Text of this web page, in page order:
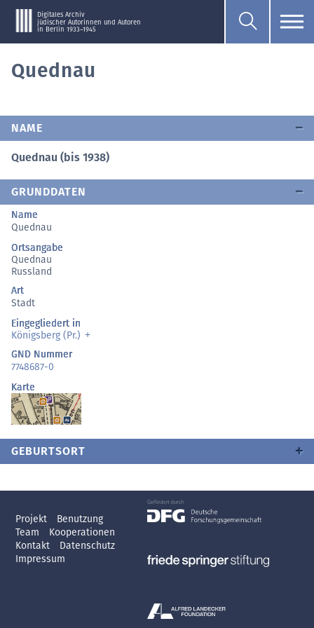
Digitales Archiv
jüdischer Autorinnen und Autoren
in Berlin 1933–1945
Quednau
NAME
Quednau (bis 1938)
GRUNDDATEN
Name
Quednau
Ortsangabe
Quednau
Russland
Art
Stadt
Eingegliedert in
Königsberg (Pr.)
GND Nummer
7748687-0
Karte
GEBURTSORT
Projekt
Benutzung
Team
Kooperationen
Kontakt
Datenschutz
Impressum